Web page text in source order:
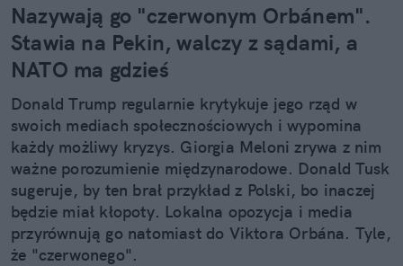
Nazywają go "czerwonym Orbánem".
Stawia na Pekin, walczy z sądami, a
NATO ma gdzieś
Donald Trump regularnie krytykuje jego rząd w
swoich mediach społecznościowych i wypomina
każdy możliwy kryzys. Giorgia Meloni zrywa z nim
ważne porozumienie międzynarodowe. Donald Tusk
sugeruje, by ten brał przykład z Polski, bo inaczej
będzie miał kłopoty. Lokalna opozycja i media
przyrównują go natomiast do Viktora Orbána. Tyle,
że "czerwonego".